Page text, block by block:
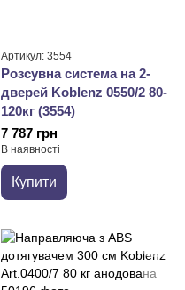
Артикул: 3554
Розсувна система на 2-
дверей Koblenz 0550/2 80-
120кг (3554)
7 787 грн
В наявності
Купити